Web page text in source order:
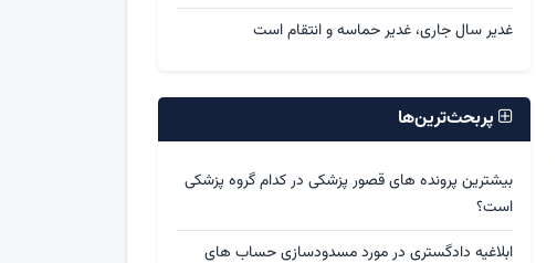
غدیر سال جاری، غدیر حماسه و انتقام است
پربحث‌ترین‌ها
بیشترین پرونده های قصور پزشکی در کدام گروه پزشکی
است؟
ابلاغیه دادگستری در مورد مسدودسازی حساب های